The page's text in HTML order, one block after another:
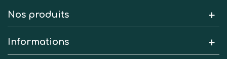
Nos produits
Informations